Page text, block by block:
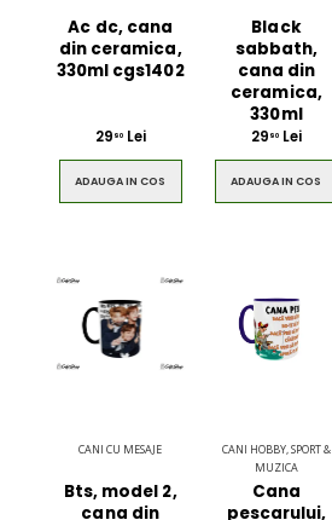
Ac dc, cana
din ceramica,
330ml cgs1402
29 90Lei
ADAUGA IN COS
Black
sabbath,
cana din
ceramica,
330ml
29 90Lei
ADAUGA IN COS
CANI CU MESAJE
Bts, model 2,
cana din
CANI HOBBY, SPORT &
MUZICA
Cana
pescarului,
Bluetooth
Brown Women
Casual HandBag